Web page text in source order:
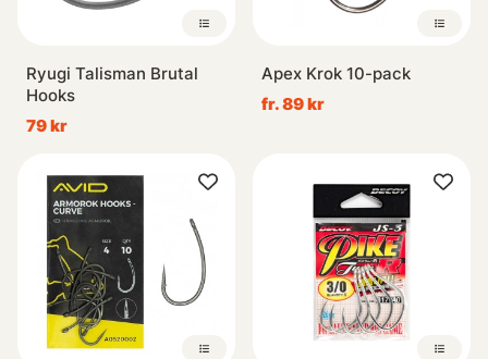
Ryugi Talisman Brutal
Hooks
79 kr
Apex Krok 10-pack
fr. 89 kr